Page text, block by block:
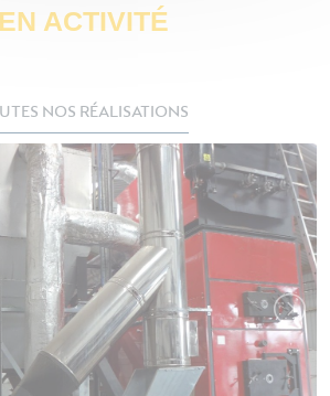
EN ACTIVITÉ
NOS RÉALISATIONS